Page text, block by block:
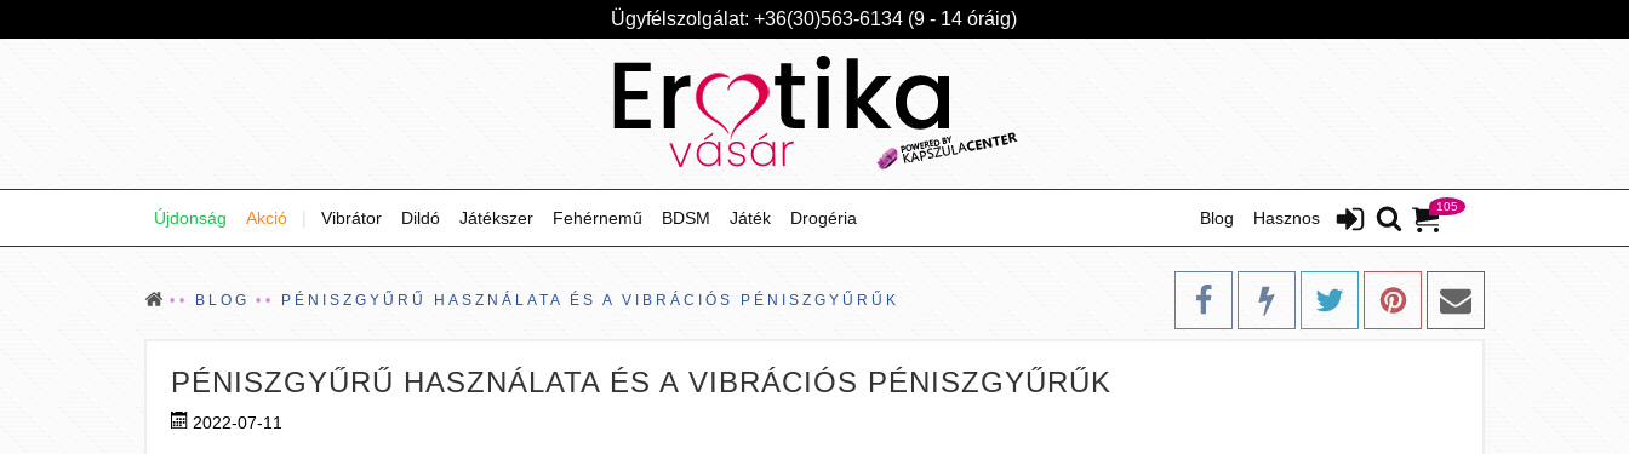
Ügyfélszolgálat: +36(30)563-6134 (9 - 14 óráig)
105
Hasznos
Újdonság Blog
Akció | Vibrátor Dildó Játékszer Fehérnemű BDSM Játék Drogéria
BLOG PÉNISZGYŰRŰ HASZNÁLATA ÉS A VIBRÁCIÓS PÉNISZGYŰRŰK
PÉNISZGYŰRŰ HASZNÁLATA ÉS A VIBRÁCIÓS PÉNISZGYŰRŰK
2022-07-11